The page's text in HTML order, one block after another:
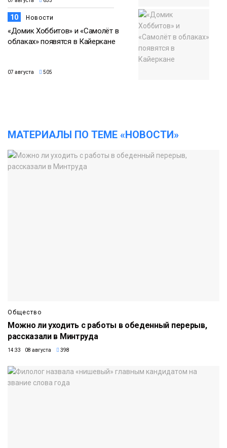
10 Новости
«Домик Хоббитов» и «Самолёт в
облаках» появятся в Кайеркане
07 августа 505
МАТЕРИАЛЫ ПО ТЕМЕ «НОВОСТИ»
Общество
Можно ли уходить с работы в обеденный перерыв,
рассказали в Минтруда
14:33 08 августа 398